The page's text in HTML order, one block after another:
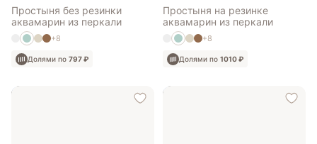
Простыня без резинки
аквамарин из перкали
+8
Долями по797 ₽
Простыня на резинке
аквамарин из перкали
+8
Долями по 1010 ₽